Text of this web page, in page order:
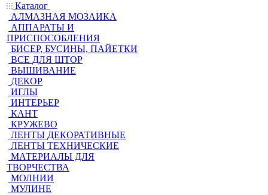
Каталог
АЛМАЗНАЯ МОЗАИКА
АППАРАТЫ И
ПРИСПОСОБЛЕНИЯ
БИСЕР, БУСИНЫ, ПАЙЕТКИ
ВСЕ ДЛЯ ШТОР
ВЫШИВАНИЕ
ДЕКОР
ИГЛЫ
ИНТЕРЬЕР
КАНТ
КРУЖЕВО
ЛЕНТЫ ДЕКОРАТИВНЫЕ
ЛЕНТЫ ТЕХНИЧЕСКИЕ
МАТЕРИАЛЫ ДЛЯ
ТВОРЧЕСТВА
МОЛНИИ
МУЛИНЕ